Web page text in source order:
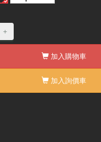
+
加入購物車
加入詢價車